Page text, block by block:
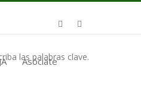
Asóciate
las palabras clave.